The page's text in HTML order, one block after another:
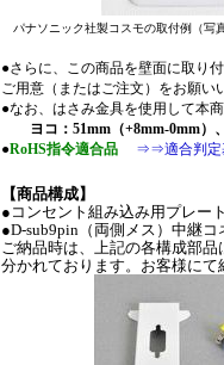
パナソニック社製コスモの取付例（写
●さらに、この商品を壁面に取り付
ご用意（またはご注文）をお願い
●なお、はさみ金具を使用して本
ヨコ：51mm（+8mm-0mm）
●RoHS指令適合品 ⇒⇒適合判定
【商品構成】
●コンセント組み込み用プレー
●D-sub9pin（両側メス）中継コ
ご納品時は、上記の各構成部
分かれております。お客様にて